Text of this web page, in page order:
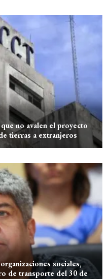
no avalen el proyecto
tierras a extranjeros
sociales,
de transporte del 30 de